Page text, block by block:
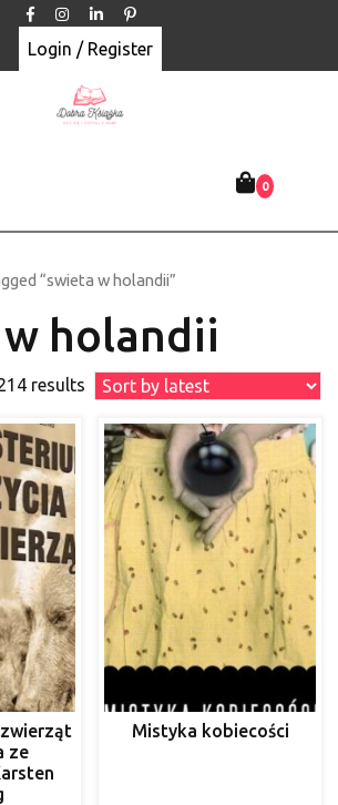
Login / Register
0
“swieta w holandii”
holandii
results
ze
Mistyka kobiecości